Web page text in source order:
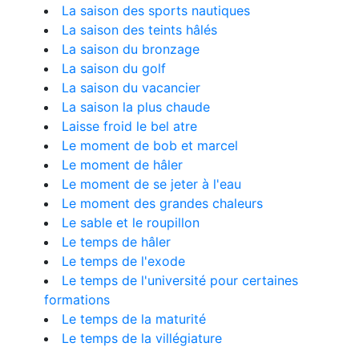
La saison des sports nautiques
La saison des teints hâlés
La saison du bronzage
La saison du golf
La saison du vacancier
La saison la plus chaude
Laisse froid le bel atre
Le moment de bob et marcel
Le moment de hâler
Le moment de se jeter à l'eau
Le moment des grandes chaleurs
Le sable et le roupillon
Le temps de hâler
Le temps de l'exode
Le temps de l'université pour certaines
formations
Le temps de la maturité
Le temps de la villégiature